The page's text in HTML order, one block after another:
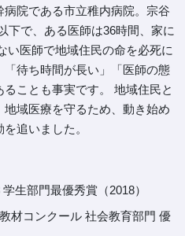
院である市立稚内病院。宗谷
下で、ある医師は36時間、家に
い医師で地域住民の命を必死に
待ち時間が長い」「医師の態
ことも事実です。 地域住民と
域医療を守るため、動き始め
追いました。
生部門最優秀賞（2018）
材コンクール 社会教育部門 優